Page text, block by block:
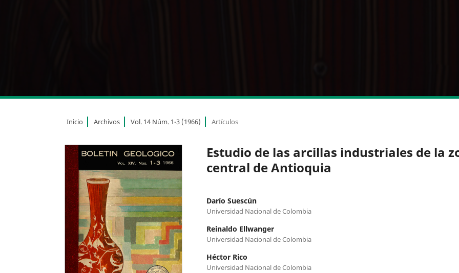
Inicio Archivos Vol. 14 Núm. 1-3 (1966) Artículos
Estudio de las arcillas industriales de la
central de Antioquia
Darío Suescún
Universidad Nacional de Colombia
Reinaldo Ellwanger
Universidad Nacional de Colombia
Héctor Rico
Universidad Nacional de Colombia